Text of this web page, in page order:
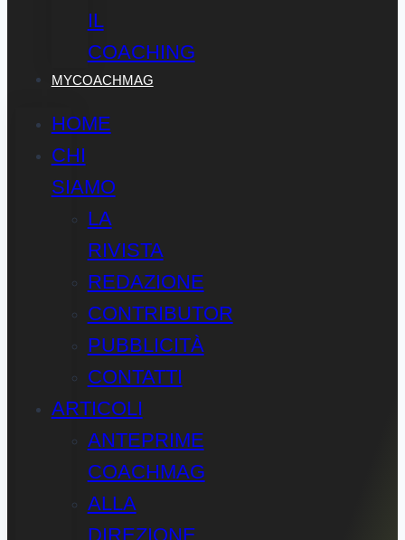
IL
COACHING
MYCOACHMAG
HOME
CHI
SIAMO
LA
RIVISTA
REDAZIONE
CONTRIBUTOR
PUBBLICITÀ
CONTATTI
ARTICOLI
ANTEPRIME
COACHMAG
ALLA
DIREZIONE